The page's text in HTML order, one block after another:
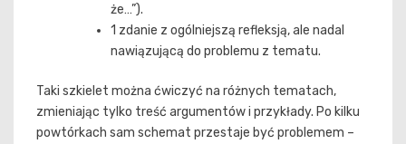
że…”).
1 zdanie z ogólniejszą refleksją, ale nadal
nawiązującą do problemu z tematu.
Taki szkielet można ćwiczyć na różnych tematach,
zmieniając tylko treść argumentów i przykłady. Po kilku
powtórkach sam schemat przestaje być problemem –